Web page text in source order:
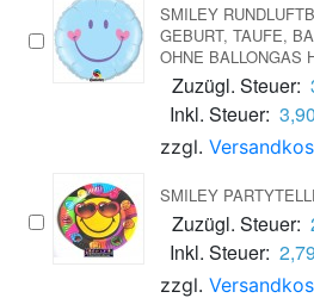
SMILEY
GEBURT, TAUFE,
OHNE BALLONGAS
Zuzügl. Steuer:
Inkl. Steuer:
zzgl.
SMILEY
Zuzügl. Steuer:
Inkl. Steuer:
zzgl.